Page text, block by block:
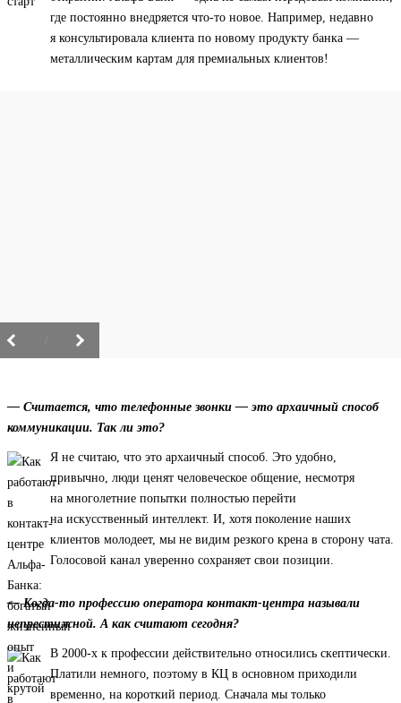
где постоянно внедряется что-то новое. Например, недавно
я консультировала клиента по новому продукту банка —
металлическим картам для премиальных клиентов!
— Считается, что телефонные звонки — это архаичный способ
коммуникации. Так ли это?
Я не считаю, что это архаичный способ. Это удобно,
привычно, люди ценят человеческое общение, несмотря
на многолетние попытки полностью перейти
на искусственный интеллект. И, хотя поколение наших
клиентов молодеет, мы не видим резкого крена в сторону чата.
Голосовой канал уверенно сохраняет свои позиции.
— Когда-то профессию оператора контакт-центра называли
непрестижной. А как считают сегодня?
В 2000-х к профессии действительно относились скептически.
Платили немного, поэтому в КЦ в основном приходили
временно, на короткий период. Сначала мы только